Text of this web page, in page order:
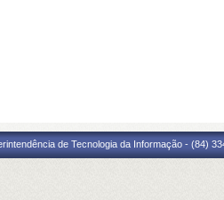
de Tecnologia da Informação - (84)